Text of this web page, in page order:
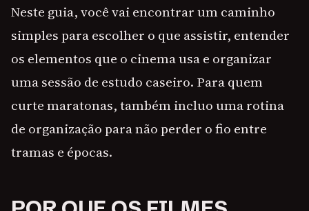
Neste guia, você vai encontrar um caminho
simples para escolher o que assistir, entender
os elementos que o cinema usa e organizar
uma sessão de estudo caseiro. Para quem
curte maratonas, também incluo uma rotina
de organização para não perder o fio entre
tramas e épocas.